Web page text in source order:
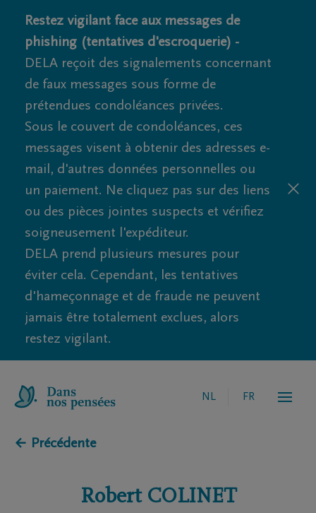
Restez vigilant face aux messages de
phishing (tentatives d'escroquerie) -
DELA reçoit des signalements concernant
de faux messages sous forme de
prétendues condoléances privées.
Sous le couvert de condoléances, ces
messages visent à obtenir des adresses e-
mail, d'autres données personnelles ou
un paiement. Ne cliquez pas sur des liens
ou des pièces jointes suspects et vérifiez
soigneusement l'expéditeur.
DELA prend plusieurs mesures pour
éviter cela. Cependant, les tentatives
d'hameçonnage et de fraude ne peuvent
jamais être totalement exclues, alors
restez vigilant.
NL FR
← Précédente
Robert COLINET